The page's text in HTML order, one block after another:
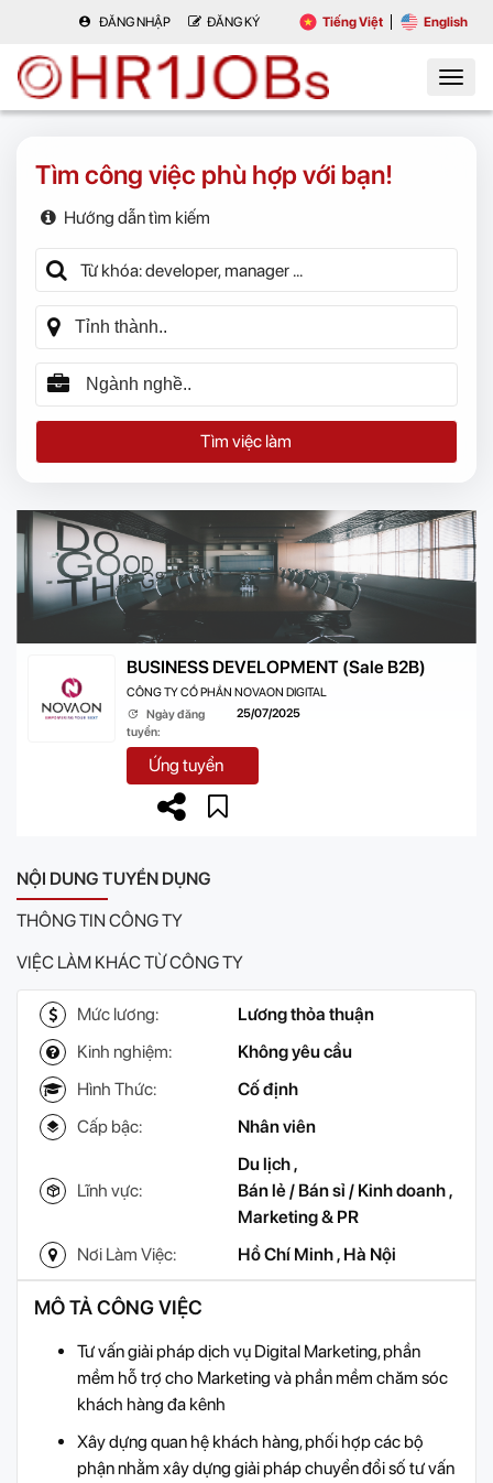
ĐĂNG NHẬP ĐĂNG KÝ Tiếng Việt English
Tìm công việc phù hợp với bạn!
Hướng dẫn tìm kiếm
Tìm việc làm
BUSINESS DEVELOPMENT (Sale B2B)
CÔNG TY CỔ PHẦN NOVAON DIGITAL
Ngày đăng
tuyển:
25/07/2025
Ứng tuyển
NỘI DUNG TUYỂN DỤNG
THÔNG TIN CÔNG TY
VIỆC LÀM KHÁC TỪ CÔNG TY
Mức lương:
Lương thỏa thuận
Kinh nghiệm:
Không yêu cầu
Hình Thức:
Cố định
Cấp bậc:
Nhân viên
Lĩnh vực:
Du lịch,
Bán lẻ / Bán sỉ / Kinh doanh,
Marketing & PR
Nơi Làm Việc:
Hồ Chí Minh, Hà Nội
MÔ TẢ CÔNG VIỆC
Tư vấn giải pháp dịch vụ Digital Marketing, phần
mềm hỗ trợ cho Marketing và phần mềm chăm sóc
khách hàng đa kênh
Xây dựng quan hệ khách hàng, phối hợp các bộ
phận nhằm xây dựng giải pháp chuyển đổi số tư vấn